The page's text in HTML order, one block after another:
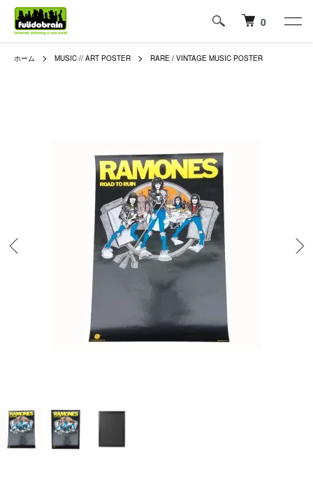
0
ホーム MUSIC // ART POSTER RARE / VINTAGE MUSIC POSTER